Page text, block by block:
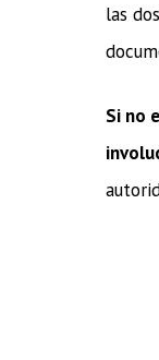
las
Si no